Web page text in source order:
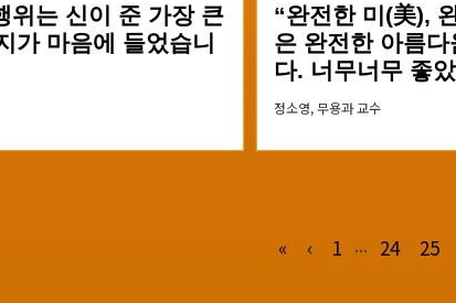
위는 신이 준 가장 큰
가 마음에 들었습니
“완전한 미(美),
은 완전한 아름다
다. 너무너무 좋
정소영,무용과 교수
« ‹ 1 ... 24 25